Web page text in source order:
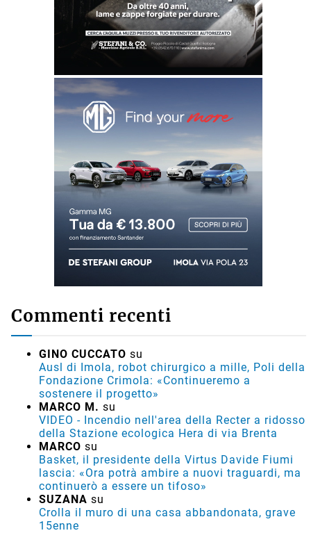
Commenti recenti
GINO CUCCATO su
Ausl di Imola, robot chirurgico a mille, Poli della
Fondazione Crimola: «Continueremo a
sostenere il progetto»
MARCO M. su
VIDEO - Incendio nell'area della Recter a ridosso
della Stazione ecologica Hera di via Brenta
MARCO su
Basket, il presidente della Virtus Davide Fiumi
lascia: «Ora potrà ambire a nuovi traguardi, ma
continuerò a essere un tifoso»
SUZANA su
Crolla il muro di una casa abbandonata, grave
15enne